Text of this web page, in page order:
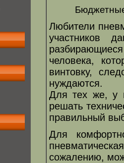
Любители
участников
человека,
винтовку,
нуждаются.
Для тех же, у
решать
правильный
Для
сожалению,